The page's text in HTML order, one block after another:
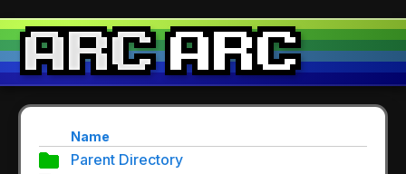
Name
Parent Directory